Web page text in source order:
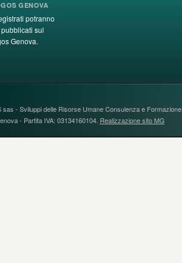
GENOVA
potranno
sul
Genova.
- Sviluppi delle Risorse Umane Consulenza e
- Partita IVA: 03134160104. Realizzazione sito MG